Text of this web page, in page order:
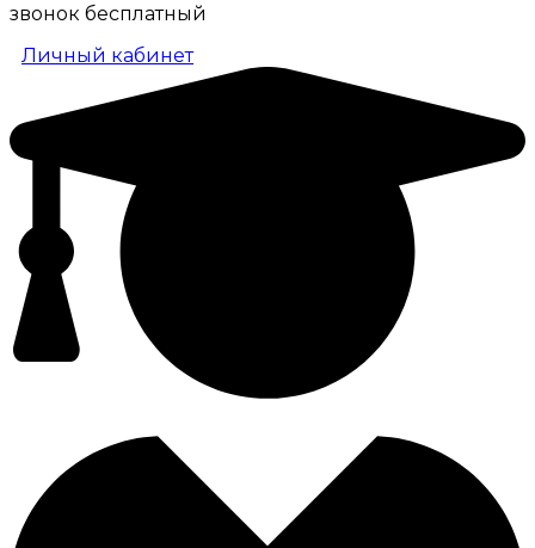
звонок бесплатный
Личный кабинет